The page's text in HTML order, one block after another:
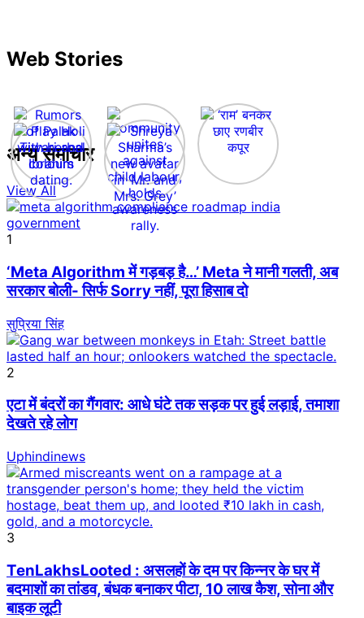
Web Stories
अन्य समाचार
View All
1
‘Meta Algorithm में गड़बड़ है…’ Meta ने मानी गलती, अब
सरकार बोली- सिर्फ Sorry नहीं, पूरा हिसाब दो
सुप्रिया सिंह
2
एटा में बंदरों का गैंगवार: आधे घंटे तक सड़क पर हुई लड़ाई, तमाशा
देखते रहे लोग
Uphindinews
3
TenLakhsLooted : असलहों के दम पर किन्नर के घर में
बदमाशों का तांडव, बंधक बनाकर पीटा, 10 लाख कैश, सोना और
बाइक लूटी